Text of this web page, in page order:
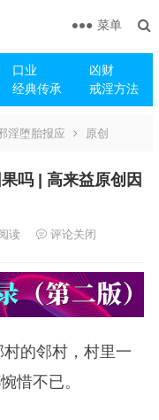
口业
凶财
经典传承 戒淫方法
菜单
淫堕胎报应 原创
吗 | 高来益原创因
读 评论关闭
的邻村，村里一
惜不已。